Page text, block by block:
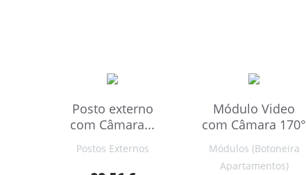
Posto externo
com Câmara...
Postos Externos
Módulo Video
com Câmara 170°
Módulos (Botoneira
Apartamentos)